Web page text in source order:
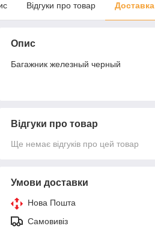
Відгуки про товар Доставка
Опис
Багажник железный черный
Відгуки про товар
Ще немає відгуків про цей товар
Умови доставки
Нова Пошта
Самовивіз